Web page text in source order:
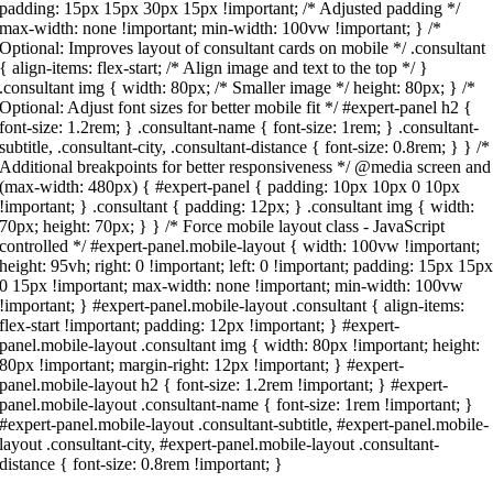
padding: 15px 15px 30px 15px !important; /* Adjusted padding */
max-width: none !important; min-width: 100vw !important; } /*
Optional: Improves layout of consultant cards on mobile */ .consultant
{ align-items: flex-start; /* Align image and text to the top */ }
.consultant img { width: 80px; /* Smaller image */ height: 80px; } /*
Optional: Adjust font sizes for better mobile fit */ #expert-panel h2 {
font-size: 1.2rem; } .consultant-name { font-size: 1rem; } .consultant-
subtitle, .consultant-city, .consultant-distance { font-size: 0.8rem; } } /*
Additional breakpoints for better responsiveness */ @media screen and
(max-width: 480px) { #expert-panel { padding: 10px 10px 0 10px
!important; } .consultant { padding: 12px; } .consultant img { width:
70px; height: 70px; } } /* Force mobile layout class - JavaScript
controlled */ #expert-panel.mobile-layout { width: 100vw !important;
height: 95vh; right: 0 !important; left: 0 !important; padding: 15px 15px
0 15px !important; max-width: none !important; min-width: 100vw
!important; } #expert-panel.mobile-layout .consultant { align-items:
flex-start !important; padding: 12px !important; } #expert-
panel.mobile-layout .consultant img { width: 80px !important; height:
80px !important; margin-right: 12px !important; } #expert-
panel.mobile-layout h2 { font-size: 1.2rem !important; } #expert-
panel.mobile-layout .consultant-name { font-size: 1rem !important; }
#expert-panel.mobile-layout .consultant-subtitle, #expert-panel.mobile-
layout .consultant-city, #expert-panel.mobile-layout .consultant-
distance { font-size: 0.8rem !important; }